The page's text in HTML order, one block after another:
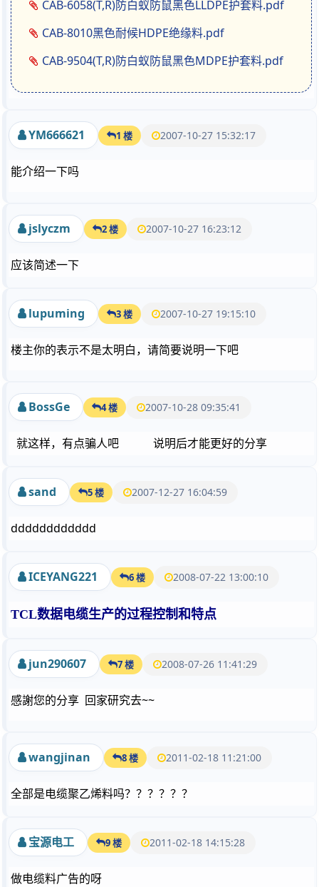
CAB-6058(T,R)防白蚁防鼠黑色LLDPE护套料.pdf
CAB-8010黑色耐候HDPE绝缘料.pdf
CAB-9504(T,R)防白蚁防鼠黑色MDPE护套料.pdf
YM666621 1 楼 2007-10-27 15:32:17
能介绍一下吗
jslyczm 2 楼 2007-10-27 16:23:12
应该简述一下
lupuming 3 楼 2007-10-27 19:15:10
楼主你的表示不是太明白，请简要说明一下吧
BossGe 4 楼 2007-10-28 09:35:41
就这样，有点骗人吧 说明后才能更好的分享
sand 5 楼 2007-12-27 16:04:59
dddddddddddd
ICEYANG221 6 楼 2008-07-22 13:00:10
TCL数据电缆生产的过程控制和特点
jun290607 7 楼 2008-07-26 11:41:29
感謝您的分享 回家研究去~~
wangjinan 8 楼 2011-02-18 11:21:00
全部是电缆聚乙烯料吗？？？？？？
宝源电工 9 楼 2011-02-18 14:15:28
做电缆料广告的呀